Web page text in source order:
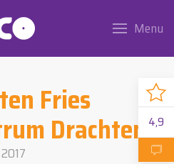
4,9
Menu
Fries
Drachten